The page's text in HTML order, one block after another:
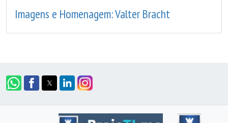
Imagens e Homenagem: Valter Bracht